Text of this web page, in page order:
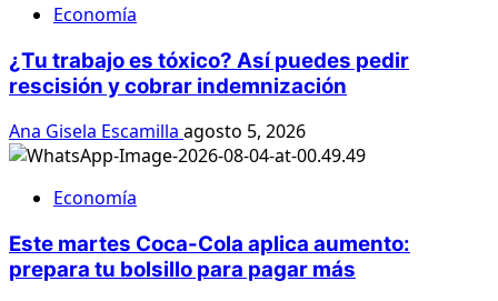
Economía
¿Tu trabajo es tóxico? Así puedes pedir
rescisión y cobrar indemnización
Ana Gisela Escamilla agosto 5, 2026
Economía
Este martes Coca-Cola aplica aumento:
prepara tu bolsillo para pagar más